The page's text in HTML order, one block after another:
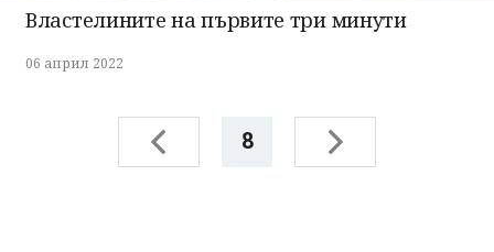
Властелините на първите три минути
06 април 2022
8